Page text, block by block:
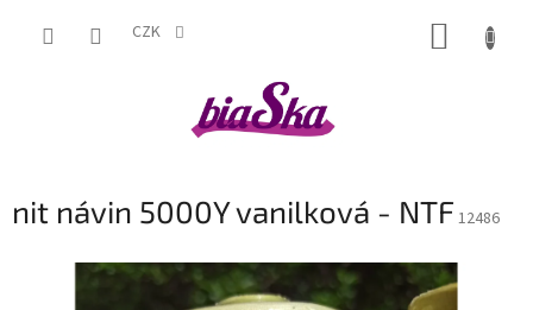
CZK
nit návin 5000Y vanilková - NTF 12486